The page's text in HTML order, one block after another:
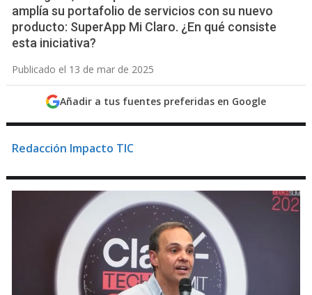
amplía su portafolio de servicios con su nuevo
producto: SuperApp Mi Claro. ¿En qué consiste
esta iniciativa?
Publicado el 13 de mar de 2025
Añadir a tus fuentes preferidas en Google
Redacción Impacto TIC